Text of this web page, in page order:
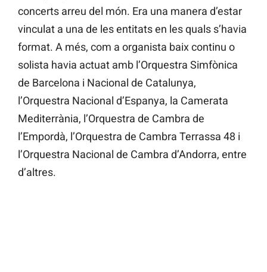
concerts arreu del món. Era una manera d’estar
vinculat a una de les entitats en les quals s’havia
format. A més, com a organista baix continu o
solista havia actuat amb l’Orquestra Simfònica
de Barcelona i Nacional de Catalunya,
l’Orquestra Nacional d’Espanya, la Camerata
Mediterrània, l’Orquestra de Cambra de
l’Empordà, l’Orquestra de Cambra Terrassa 48 i
l’Orquestra Nacional de Cambra d’Andorra, entre
d’altres.